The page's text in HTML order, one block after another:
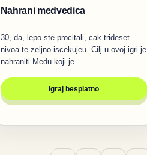
Igre
Nahrani medvedica
30, da, lepo ste procitali, cak trideset
nivoa te zeljno iscekujeu. Cilj u ovoj igri je
nahraniti Medu koji je…
Igraj besplatno